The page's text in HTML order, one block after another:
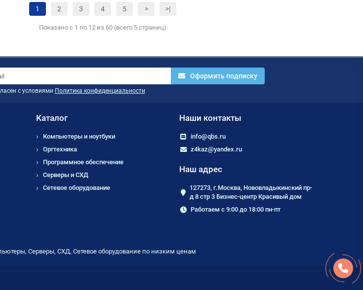
1 2 3 4 5 > >|
Показано с 1 по 12 из 60 (всего 5 страниц)
Оформить подписку
с условиями Политика конфиденциальности
Каталог
Компьютеры и ноутбуки
Оргтехника
Программное обеспечение
Серверы и СХД
Сетевое оборудование
Наши контакты
info@qbs.ru
z4kaz@yandex.ru
Наш адрес
127273, г.Москва, Нововладыкинский пр-
д 8 стр 3 Бизнес-центр Красивый дом
Работаем с 9:00 до 18:00 пн-пт
Серверы, СХД, Сетевое оборудование по низким ценам